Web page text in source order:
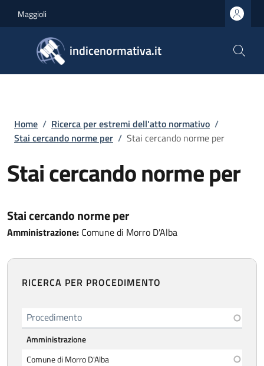
Maggioli
indicenormativa.it
Briciole di pane
Home / Ricerca per estremi dell'atto normativo /
Stai cercando norme per / Stai cercando norme per
Stai cercando norme per
Stai cercando norme per
Amministrazione: Comune di Morro D'Alba
RICERCA PER PROCEDIMENTO
Procedimento
Amministrazione